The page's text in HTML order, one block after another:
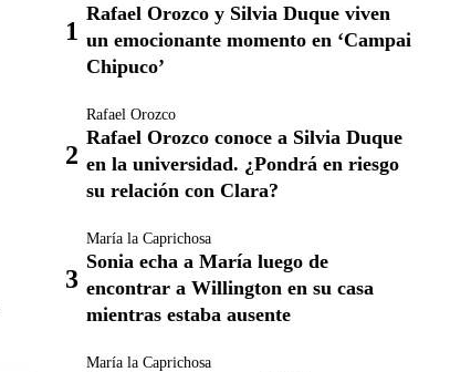
Rafael Orozco y Silvia Duque viven
un emocionante momento en ‘Campai
Chipuco’
Rafael Orozco
Rafael Orozco conoce a Silvia Duque
en la universidad. ¿Pondrá en riesgo
su relación con Clara?
María la Caprichosa
Sonia echa a María luego de
encontrar a Willington en su casa
mientras estaba ausente
María la Caprichosa